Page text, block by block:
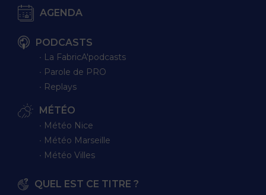
AGENDA
PODCASTS
∙ La FabricA'podcasts
∙ Parole de PRO
∙ Replays
MÉTÉO
∙ Météo Nice
∙ Météo Marseille
∙ Météo Villes
QUEL EST CE TITRE ?